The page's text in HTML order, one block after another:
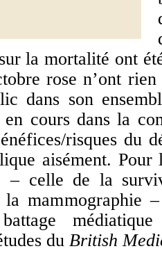
la mortalité ont
rose n’ont
dans son
cours dans la
risques du
aisément.
– celle de la
mammographie
médiatique
du British